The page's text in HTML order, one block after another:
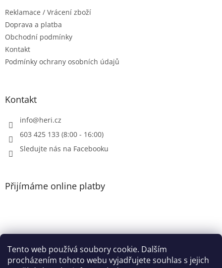
Tento web používá soubory cookie. Dalším
procházením tohoto webu vyjadřujete souhlas s jejich
Reklamace / Vrácení zboží
Doprava a platba
Obchodní podmínky
Kontakt
Podmínky ochrany osobních údajů
Kontakt
info@heri.cz
603 425 133 (8:00 - 16:00)
Sledujte nás na Facebooku
Přijímáme online platby
Patička